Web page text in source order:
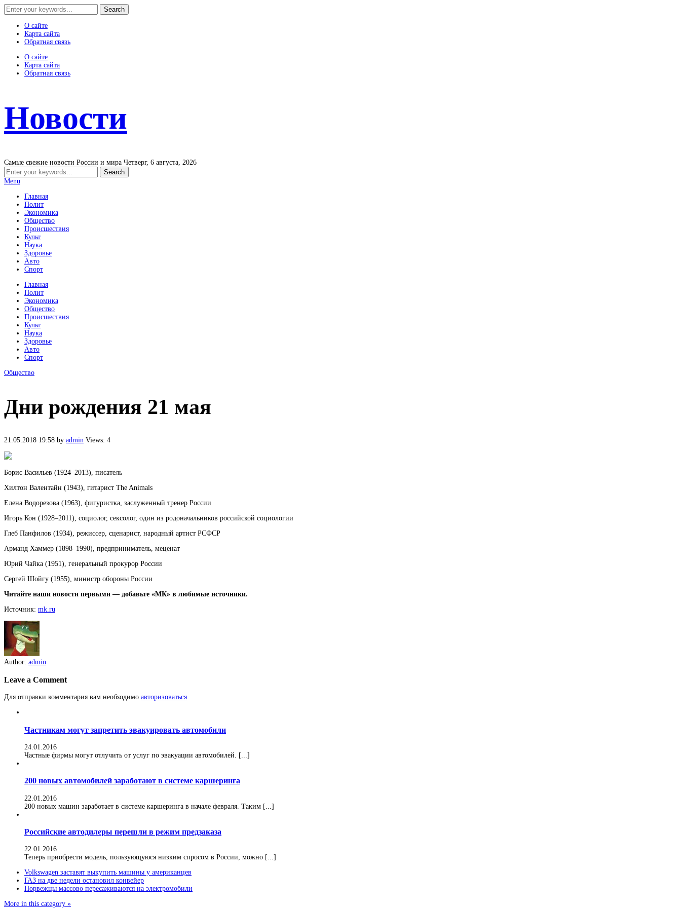
О сайте
Карта сайта
Обратная связь
О сайте
Карта сайта
Обратная связь
Новости
Самые свежие новости России и мира Четверг, 6 августа, 2026
Menu
Главная
Полит
Экономика
Общество
Происшествия
Культ
Наука
Здоровье
Авто
Спорт
Главная
Полит
Экономика
Общество
Происшествия
Культ
Наука
Здоровье
Авто
Спорт
Общество
Дни рождения 21 мая
21.05.2018 19:58 by admin Views: 4
Борис Васильев (1924–2013), писатель
Хилтон Валентайн (1943), гитарист The Animals
Елена Водорезова (1963), фигуристка, заслуженный тренер России
Игорь Кон (1928–2011), социолог, сексолог, один из родоначальников российской социологии
Глеб Панфилов (1934), режиссер, сценарист, народный артист РСФСР
Арманд Хаммер (1898–1990), предприниматель, меценат
Юрий Чайка (1951), генеральный прокурор России
Сергей Шойгу (1955), министр обороны России
Читайте наши новости первыми — добавьте «МК» в любимые источники.
Источник: mk.ru
Author: admin
Leave a Comment
Для отправки комментария вам необходимо авторизоваться.
Частникам могут запретить эвакуировать автомобили
24.01.2016
Частные фирмы могут отлучить от услуг по эвакуации автомобилей. [...]
200 новых автомобилей заработают в системе каршеринга
22.01.2016
200 новых машин заработает в системе каршеринга в начале февраля. Таким [...]
Российские автодилеры перешли в режим предзаказа
22.01.2016
Теперь приобрести модель, пользующуюся низким спросом в России, можно [...]
Volkswagen заставят выкупить машины у американцев
ГАЗ на две недели остановил конвейер
Норвежцы массово пересаживаются на электромобили
More in this category »